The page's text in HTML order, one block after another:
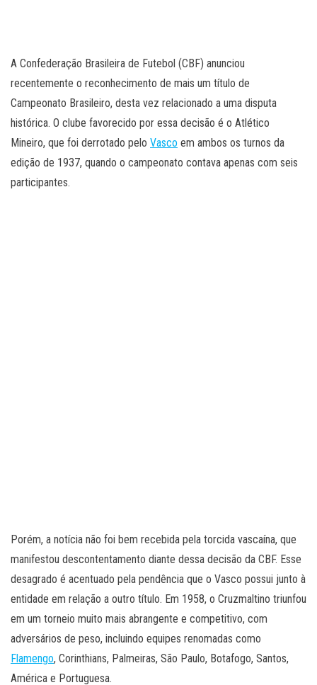
A Confederação Brasileira de Futebol (CBF) anunciou
recentemente o reconhecimento de mais um título de
Campeonato Brasileiro, desta vez relacionado a uma disputa
histórica. O clube favorecido por essa decisão é o Atlético
Mineiro, que foi derrotado pelo Vasco em ambos os turnos da
edição de 1937, quando o campeonato contava apenas com seis
participantes.
Porém, a notícia não foi bem recebida pela torcida vascaína, que
manifestou descontentamento diante dessa decisão da CBF. Esse
desagrado é acentuado pela pendência que o Vasco possui junto à
entidade em relação a outro título. Em 1958, o Cruzmaltino triunfou
em um torneio muito mais abrangente e competitivo, com
adversários de peso, incluindo equipes renomadas como
Flamengo, Corinthians, Palmeiras, São Paulo, Botafogo, Santos,
América e Portuguesa.